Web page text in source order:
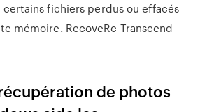
fichiers perdus ou effacés
mémoire. RecoveRc Transcend
de photos